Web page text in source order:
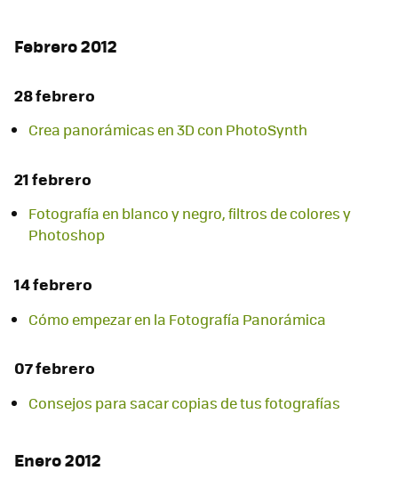
Febrero 2012
28 febrero
Crea panorámicas en 3D con PhotoSynth
21 febrero
Fotografía en blanco y negro, filtros de colores y
Photoshop
14 febrero
Cómo empezar en la Fotografía Panorámica
07 febrero
Consejos para sacar copias de tus fotografías
Enero 2012